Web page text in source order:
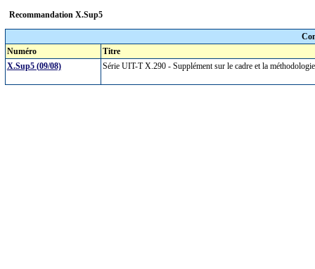
Recommandation X.Sup5
Numéro
Titre
X.Sup5 (09/08)
Série UIT-T X.290 - Supplément sur le cadre et la